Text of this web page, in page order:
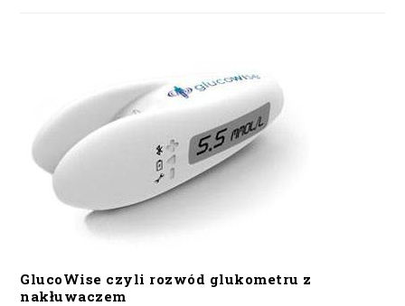
GlucoWise czyli rozwód glukometru z
nakłuwaczem